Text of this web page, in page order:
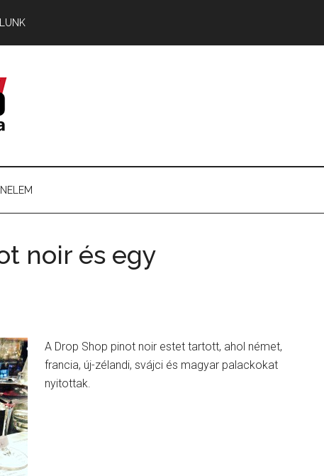
noir és egy
A Drop Shop pinot noir estet tartott, ahol német,
francia, új-zélandi, svájci és magyar palackokat
nyitottak.